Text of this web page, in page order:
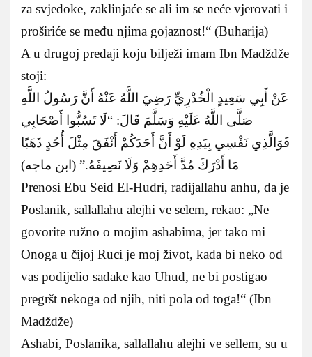
za svjedoke, zaklinjaće se ali im se neće vjerovati i
proširiće se među njima gojaznost!“ (Buharija)
A u drugoj predaji koju bilježi imam Ibn Madždže
stoji:
عَنْ أَبِي سَعِيدٍ الْخُدْرِيِّ رَضِيَ اللَّهُ عَنْهُ أَنَّ رَسُولُ اللَّهِ
صَلَّى اللَّهُ عَلَيْهِ وَسَلَّمَ قَالَ: “لَا تَسُبُّوا أَصْحَابِي
فَوَالَّذِي نَفْسِي بِيَدِهِ لَوْ أَنَّ أَحَدَكُمْ أَنْفَقَ مِثْلَ أُحُدٍ ذَهَبًا
مَا أَدْرَكَ مُدَّ أَحَدِهِمْ وَلَا نَصِيفَهُ.” (ابن ماجه)
Prenosi Ebu Seid El-Hudri, radijallahu anhu, da je
Poslanik, sallallahu alejhi ve selem, rekao: „Ne
govorite ružno o mojim ashabima, jer tako mi
Onoga u čijoj Ruci je moj život, kada bi neko od
vas podijelio sadake kao Uhud, ne bi postigao
pregršt nekoga od njih, niti pola od toga!“ (Ibn
Madždže)
Ashabi, Poslanika, sallallahu alejhi ve sellem, su u